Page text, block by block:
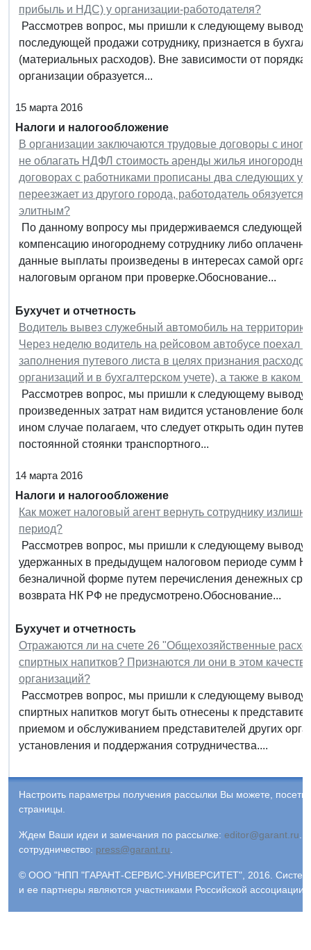
прибыль и НДС) у организации-работодателя?
Рассмотрев вопрос, мы пришли к следующему выводу:
последующей продажи сотруднику, признается в
(материальных расходов). Вне зависимости от
организации образуется...
15 марта 2016
Налоги и налогообложение
В организации заключаются трудовые договоры с
не облагать НДФЛ стоимость аренды жилья
договорах с работниками прописаны два следующих
переезжает из другого города, работодатель
элитным?
По данному вопросу мы придерживаемся следующей
компенсацию иногороднему сотруднику либо
данные выплаты произведены в интересах самой
налоговым органом при проверке.Обоснование...
Бухучет и отчетность
Водитель вывез служебный автомобиль на территорию
Через неделю водитель на рейсовом автобусе поехал
заполнения путевого листа в целях признания
организаций и в бухгалтерском учете), а также в каком
Рассмотрев вопрос, мы пришли к следующему выводу:
произведенных затрат нам видится установление
ином случае полагаем, что следует открыть один
постоянной стоянки транспортного...
14 марта 2016
Налоги и налогообложение
Как может налоговый агент вернуть сотруднику
период?
Рассмотрев вопрос, мы пришли к следующему выводу:
удержанных в предыдущем налоговом периоде сумм
безналичной форме путем перечисления денежных
возврата НК РФ не предусмотрено.Обоснование...
Бухучет и отчетность
Отражаются ли на счете 26 "Общехозяйственные
спиртных напитков? Признаются ли они в этом
организаций?
Рассмотрев вопрос, мы пришли к следующему выводу:
спиртных напитков могут быть отнесены к
приемом и обслуживанием представителей других
установления и поддержания сотрудничества....
Настроить параметры получения рассылки Вы можете,
страницы.
Ждем Ваши идеи и замечания по рассылке: editor@garant.ru
сотрудничество: press@garant.ru
© ООО "НПП "ГАРАНТ-СЕРВИС-УНИВЕРСИТЕТ", 2016. Система
и ее партнеры являются участниками Российской